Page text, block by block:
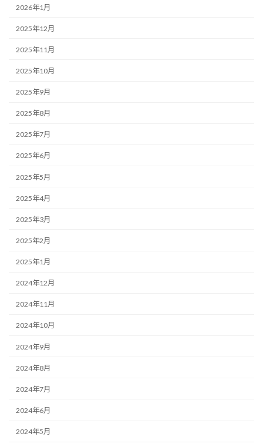
2026年1月
2025年12月
2025年11月
2025年10月
2025年9月
2025年8月
2025年7月
2025年6月
2025年5月
2025年4月
2025年3月
2025年2月
2025年1月
2024年12月
2024年11月
2024年10月
2024年9月
2024年8月
2024年7月
2024年6月
2024年5月